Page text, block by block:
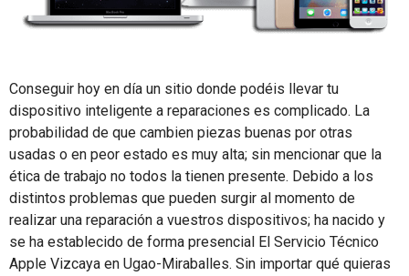
Conseguir hoy en día un sitio donde podéis llevar tu
dispositivo inteligente a reparaciones es complicado. La
probabilidad de que cambien piezas buenas por otras
usadas o en peor estado es muy alta; sin mencionar que la
ética de trabajo no todos la tienen presente. Debido a los
distintos problemas que pueden surgir al momento de
realizar una reparación a vuestros dispositivos; ha nacido y
se ha establecido de forma presencial El Servicio Técnico
Apple Vizcaya en Ugao-Miraballes. Sin importar qué quieras